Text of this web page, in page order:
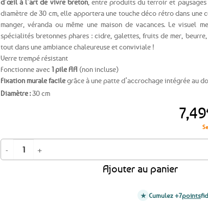
d’œil à l’art de vivre breton, entre produits du terroir et paysages
diamètre de 30 cm, elle apportera une touche déco rétro dans une
manger, véranda ou même une maison de vacances. Le visuel
spécialités bretonnes phares : cidre, galettes, fruits de mer,
tout dans une ambiance chaleureuse et conviviale !
Verre trempé résistant
Fonctionne avec 1 pile AA (non incluse)
Fixation murale facilegrâce à une patte d’accrochage intégrée au
Diamètre :30 cm
Le
prix
7,49
quantité de BON PLAN -50% ! Pendule murale en verre – Saveurs de
Ajouter au panier
Cumulez +7points